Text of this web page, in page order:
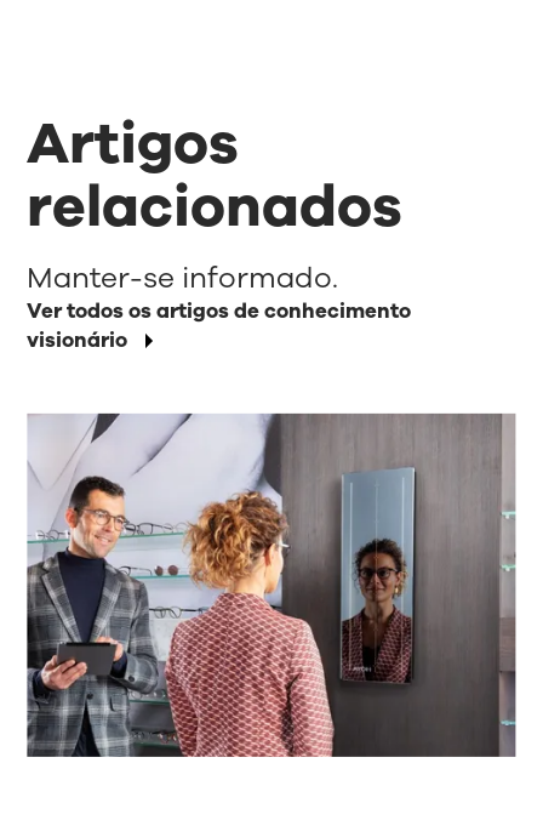
Artigos
relacionados
Ver todos os artigos de conhecimento
visionário
Manter-se informado.